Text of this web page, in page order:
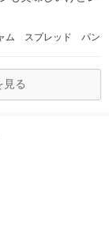
ム スプレッド パン
見る